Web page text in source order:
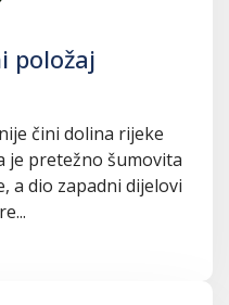
položaj
čini dolina rijeke
je pretežno šumovita
a dio zapadni dijelovi